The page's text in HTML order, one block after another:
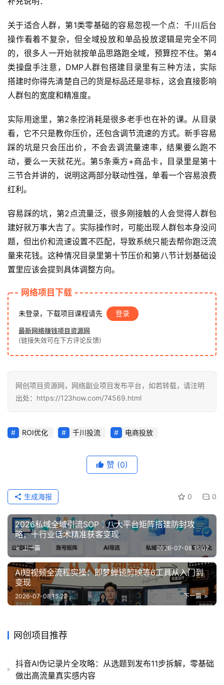
目
中
创
网
冒
泡
网
福
创
业
网
关于适合人群，第1类零基础的容易忽视一个点：千川后台
操作看着不复杂，但全域投放和单品投放逻辑是完全不同
的，很多人一开始就按单品思路跑全域，预算控不住。第4
类操盘手注意，DMP人群包搭建目录里有三种方法，实际
搭建时你得先清楚自己的货是标品还是非标，这会直接影响
人群包的宽度和精准度。
实际用途里，第2条控消耗是很多老手也在补的课。从目录
看，它不只是教你压价，还包含调节流速的方式。新手容易
踩的坑是只会压出价，不会去调流量速率，结果要么跑不
动，要么一天就花光。第5条乘方+商品卡，目录里是第十
三节合并讲的，说明这两部分联动性强，单看一个容易浪费
红利。
容易踩的坑，第2点流量泛，很多刚接触的人会觉得人群包
建好就万事大吉了。实际操作时，可能出现人群包本身没问
题，但出价和流速设置不匹配，导致系统只能去帮你跑泛流
量来花钱。这种情况目录里第十节压价和第八节计划基础设
置里应该会提到具体调整方向。
网络项目下载
未登录，下载项目课程请先 登录
最新网络赚钱项目资源网
(链接失效可在下方评论反馈)
网创项目资源网，网络副业项目发布平台，如若转载，请注明
出处：https://123how.com/74569.html
ROI优化 千川投流 电商投放
赞 (0)
0 0
生成海报
2026私域全域引流SOP｜八大平台矩阵搭建防封攻
略，十行业话术精准获客变现
上一篇 2026-07-08 15:07
AI短视频全流程实操：即梦蝉镜剪映等6工具从入门到
变现
下一篇
2026-07-08 15:22
网创项目推荐
抖音AI伪记录片全攻略：从选题到发布11步拆解，零基础
做出高流量真实感内容